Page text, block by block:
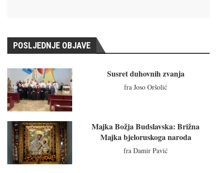
POSLJEDNJE OBJAVE
Susret duhovnih zvanja
fra Joso Oršolić
Majka Božja Budslavska: Brižna
Majka bjeloruskoga naroda
fra Damir Pavić